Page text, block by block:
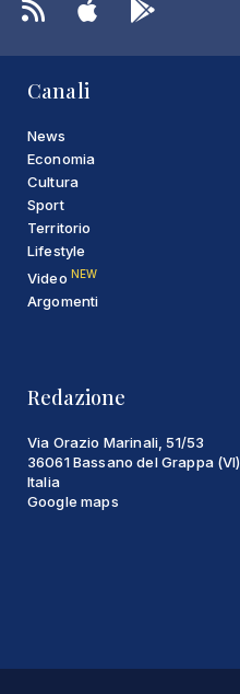
Canali
News
Economia
Cultura
Sport
Territorio
Lifestyle
Video NEW
Argomenti
Redazione
Via Orazio Marinali, 51/53
36061 Bassano del Grappa (VI)
Italia
Google maps